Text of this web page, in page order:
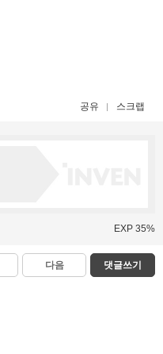
공유 스크랩
EXP 35%
다음 댓글쓰기